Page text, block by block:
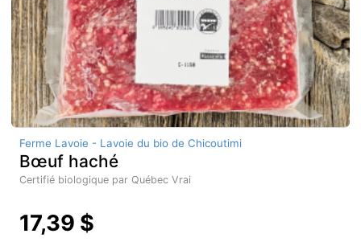
Ferme Lavoie - Lavoie du bio de Chicoutimi
Bœuf haché
Certifié biologique par Québec Vrai
17,39 $